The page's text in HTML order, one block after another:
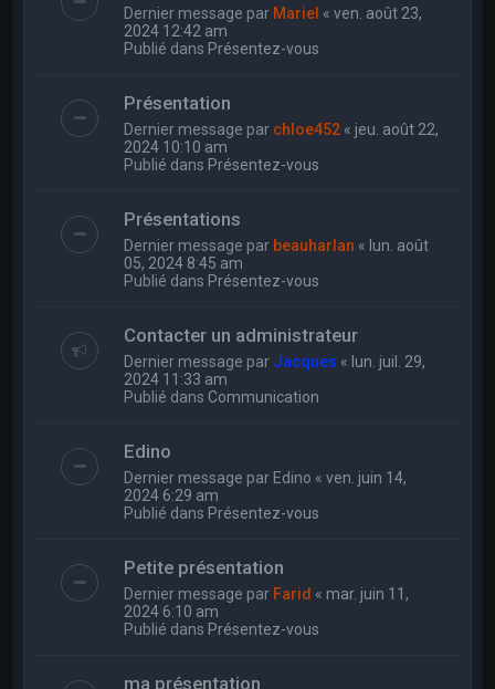
Dernier message par Mariel «ven. août 23,
2024 12:42 am
Publié dans Présentez-vous
Présentation
Dernier message par chloe452 « jeu. août 22,
2024 10:10 am
Publié dans Présentez-vous
Présentations
Dernier message par beauharlan « lun. août
05, 2024 8:45 am
Publié dans Présentez-vous
Contacter un administrateur
Dernier message par Jacques « lun. juil. 29,
2024 11:33 am
Publié dans Communication
Edino
Dernier message par Edino «ven. juin 14,
2024 6:29 am
Publié dans Présentez-vous
Petite présentation
Dernier message par Farid « mar. juin 11,
2024 6:10 am
Publié dans Présentez-vous
ma présentation